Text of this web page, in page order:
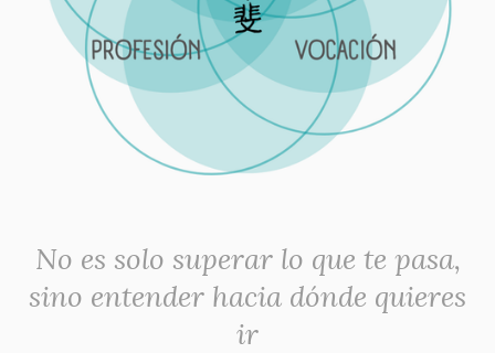
No es solo superar lo que te pasa,
sino entender hacia dónde quieres
ir